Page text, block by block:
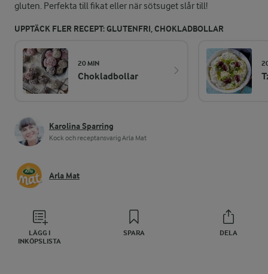
gluten. Perfekta till fikat eller när sötsuget slår till!
UPPTÄCK FLER RECEPT: GLUTENFRI, CHOKLADBOLLAR
20 MIN
Chokladbollar
Karolina Sparring
Kock och receptansvarig Arla Mat
Arla Mat
LÄGG I
INKÖPSLISTA
SPARA DELA